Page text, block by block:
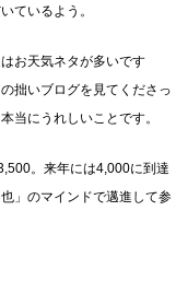
ているよう。
お天気ネタが多いです
拙いブログを見てくださっ
当にうれしいことです。
。来年には4,000に到達
」のマインドで邁進して参